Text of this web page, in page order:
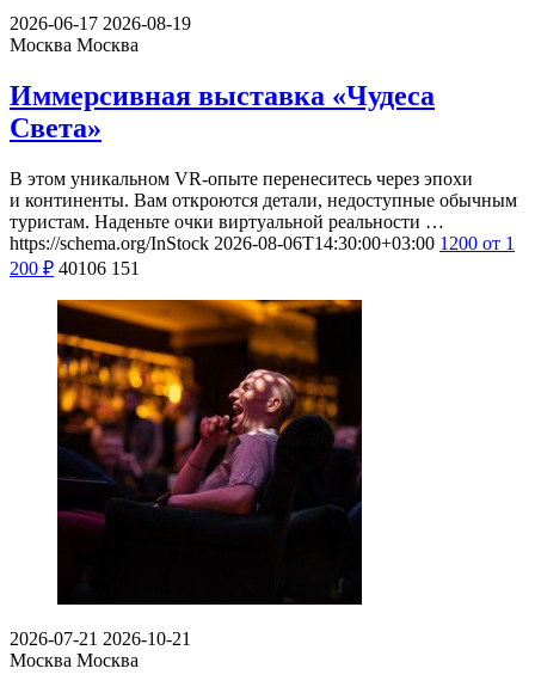
2026-06-17 2026-08-19
Москва Москва
Иммерсивная выставка «Чудеса
Света»
В этом уникальном VR-опыте перенеситесь через эпохи
и континенты. Вам откроются детали, недоступные обычным
туристам. Наденьте очки виртуальной реальности …
https://schema.org/InStock 2026-08-06T14:30:00+03:00 1200 от 1
200 ₽ 40106 151
2026-07-21 2026-10-21
Москва Москва